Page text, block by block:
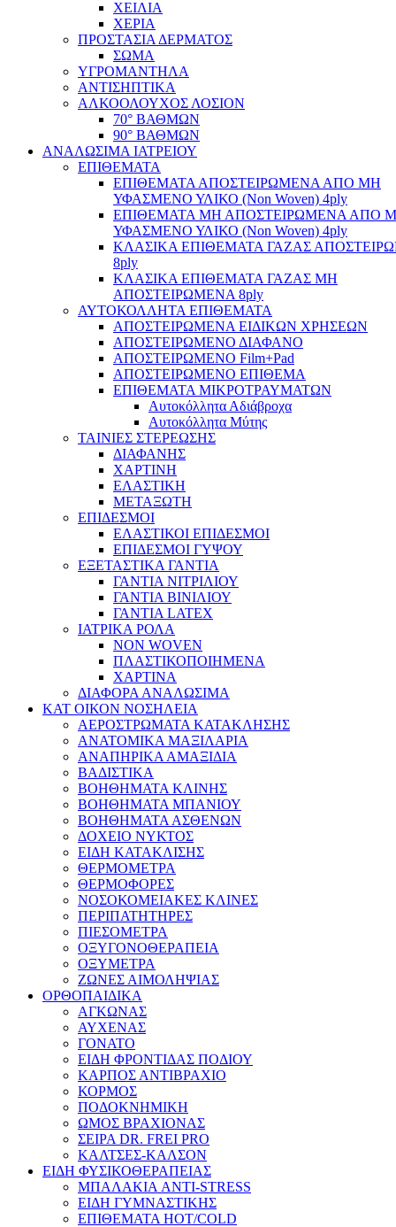
ΧΕΙΛΙΑ
ΧΕΡΙΑ
ΠΡΟΣΤΑΣΙΑ ΔΕΡΜΑΤΟΣ
ΣΩΜΑ
ΥΓΡΟΜΑΝΤΗΛΑ
ΑΝΤΙΣΗΠΤΙΚΑ
ΑΛΚΟΟΛΟΥΧΟΣ ΛΟΣΙΟΝ
70° ΒΑΘΜΩΝ
90° ΒΑΘΜΩΝ
ΑΝΑΛΩΣΙΜΑ ΙΑΤΡΕΙΟΥ
ΕΠΙΘΕΜΑΤΑ
ΕΠΙΘΕΜΑΤΑ ΑΠΟΣΤΕΙΡΩΜΕΝΑ ΑΠΟ ΜΗ
ΥΦΑΣΜΕΝΟ ΥΛΙΚΟ (Non Woven) 4ply
ΕΠΙΘΕΜΑΤΑ ΜΗ ΑΠΟΣΤΕΙΡΩΜΕΝΑ ΑΠΟ
ΥΦΑΣΜΕΝΟ ΥΛΙΚΟ (Non Woven) 4ply
ΚΛΑΣΙΚΑ ΕΠΙΘΕΜΑΤΑ ΓΑΖΑΣ
8ply
ΚΛΑΣΙΚΑ ΕΠΙΘΕΜΑΤΑ ΓΑΖΑΣ ΜΗ
ΑΠΟΣΤΕΙΡΩΜΕΝΑ 8ply
ΑΥΤΟΚΟΛΛΗΤΑ ΕΠΙΘΕΜΑΤΑ
ΑΠΟΣΤΕΙΡΩΜΕΝΑ ΕΙΔΙΚΩΝ ΧΡΗΣΕΩΝ
ΑΠΟΣΤΕΙΡΩΜΕΝΟ ΔΙΑΦΑΝΟ
ΑΠΟΣΤΕΙΡΩΜΕΝΟ Film+Pad
ΑΠΟΣΤΕΙΡΩΜΕΝΟ ΕΠΙΘΕΜΑ
ΕΠΙΘΕΜΑΤΑ ΜΙΚΡΟΤΡΑΥΜΑΤΩΝ
Αυτοκόλλητα Αδιάβροχα
Αυτοκόλλητα Μύτης
ΤΑΙΝΙΕΣ ΣΤΕΡΕΩΣΗΣ
ΔΙΑΦΑΝΗΣ
ΧΑΡΤΙΝΗ
ΕΛΑΣΤΙΚΗ
ΜΕΤΑΞΩΤΗ
ΕΠΙΔΕΣΜΟΙ
ΕΛΑΣΤΙΚΟΙ ΕΠΙΔΕΣΜΟΙ
ΕΠΙΔΕΣΜΟΙ ΓΥΨΟΥ
ΕΞΕΤΑΣΤΙΚΑ ΓΑΝΤΙΑ
ΓΑΝΤΙΑ ΝΙΤΡΙΛΙΟΥ
ΓΑΝΤΙΑ ΒΙΝΙΛΙΟΥ
ΓΑΝΤΙΑ LATEX
ΙΑΤΡΙΚΑ ΡΟΛΑ
NON WOVEN
ΠΛΑΣΤΙΚΟΠΟΙΗΜΕΝΑ
ΧΑΡΤΙΝΑ
ΔΙΑΦΟΡΑ ΑΝΑΛΩΣΙΜΑ
ΚΑΤ ΟΙΚΟΝ ΝΟΣΗΛΕΙΑ
ΑΕΡΟΣΤΡΩΜΑΤΑ ΚΑΤΑΚΛΗΣΗΣ
ΑΝΑΤΟΜΙΚΑ ΜΑΞΙΛΑΡΙΑ
ΑΝΑΠΗΡΙΚΑ ΑΜΑΞΙΔΙΑ
ΒΑΔΙΣΤΙΚΑ
ΒΟΗΘΗΜΑΤΑ ΚΛΙΝΗΣ
ΒΟΗΘΗΜΑΤΑ ΜΠΑΝΙΟΥ
ΒΟΗΘΗΜΑΤΑ ΑΣΘΕΝΩΝ
ΔΟΧΕΙΟ ΝΥΚΤΟΣ
ΕΙΔΗ ΚΑΤΑΚΛΙΣΗΣ
ΘΕΡΜΟΜΕΤΡΑ
ΘΕΡΜΟΦΟΡΕΣ
ΝΟΣΟΚΟΜΕΙΑΚΕΣ ΚΛΙΝΕΣ
ΠΕΡΙΠΑΤΗΤΗΡΕΣ
ΠΙΕΣΟΜΕΤΡΑ
ΟΞΥΓΟΝΟΘΕΡΑΠΕΙΑ
ΟΞΥΜΕΤΡΑ
ΖΩΝΕΣ ΑΙΜΟΛΗΨΙΑΣ
ΟΡΘΟΠΑΙΔΙΚΑ
ΑΓΚΩΝΑΣ
ΑΥΧΕΝΑΣ
ΓΟΝΑΤΟ
ΕΙΔΗ ΦΡΟΝΤΙΔΑΣ ΠΟΔΙΟΥ
ΚΑΡΠΟΣ ΑΝΤΙΒΡΑΧΙΟ
ΚΟΡΜΟΣ
ΠΟΔΟΚΝΗΜΙΚΗ
ΩΜΟΣ ΒΡΑΧΙΟΝΑΣ
ΣΕΙΡΑ DR. FREI PRO
ΚΑΛΤΣΕΣ-ΚΑΛΣΟΝ
ΕΙΔΗ ΦΥΣΙΚΟΘΕΡΑΠΕΙΑΣ
ΜΠΑΛΑΚΙΑ ANTI-STRESS
ΕΙΔΗ ΓΥΜΝΑΣΤΙΚΗΣ
ΕΠΙΘΕΜΑΤΑ HOT/COLD